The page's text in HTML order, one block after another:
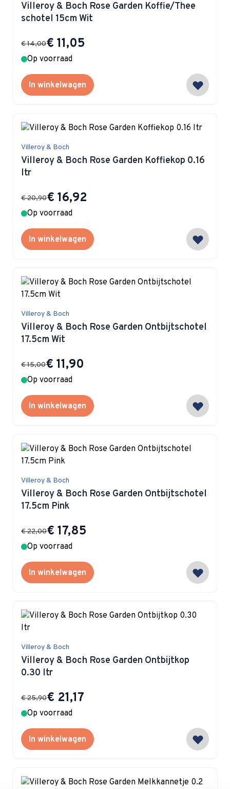
Villeroy & Boch Rose Garden Koffie/Thee
schotel 15cm Wit
Special Price
€ 11,05
€ 14,00
Op voorraad
In winkelwagen
Villeroy & Boch
Villeroy & Boch Rose Garden Koffiekop 0.16
ltr
Special Price
€ 16,92
€ 20,90
Op voorraad
In winkelwagen
Villeroy & Boch
Villeroy & Boch Rose Garden Ontbijtschotel
17.5cm Wit
Special Price
€ 11,90
€ 15,00
Op voorraad
In winkelwagen
Villeroy & Boch
Villeroy & Boch Rose Garden Ontbijtschotel
17.5cm Pink
Special Price
€ 17,85
€ 22,00
Op voorraad
In winkelwagen
Villeroy & Boch
Villeroy & Boch Rose Garden Ontbijtkop
0.30 ltr
Special Price
€ 21,17
€ 25,90
Op voorraad
In winkelwagen